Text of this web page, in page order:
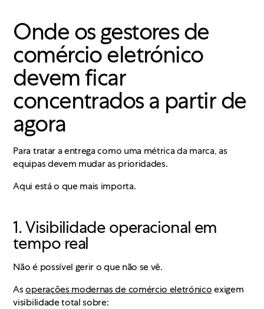
Onde os gestores de
comércio eletrónico
devem ficar
concentrados a partir de
agora
Para tratar a entrega como uma métrica da marca, as
equipas devem mudar as prioridades.
Aqui está o que mais importa.
1. Visibilidade operacional em
tempo real
Não é possível gerir o que não se vê.
Asoperações modernas de comércio eletrónicoexigem
visibilidade total sobre: